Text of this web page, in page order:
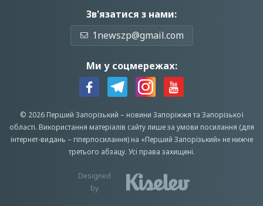
Зв'язатися з нами:
1newszp@gmail.com
Ми у соцмережах:
© 2026 Перший Запорізький – новини Запоріжжята Запорізької
області. Використання матеріалів сайту лише за умови посилання (для
інтернет-видань – гіперпосилання) на «Перший Запорiзький» не нижче
третього абзацу. Усi права захищенi.
Designed
by